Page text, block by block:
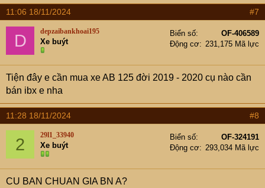
a
c
t
n
s
:
11:06 18/11/2024 #7
D depzaibankhoai195
Xe buýt
Biển số
OF-406589
Động cơ
231,175 Mã lực
Tiện đây e cần mua xe AB 125 đời 2019 - 2020 cụ nào cần
bán ibx e nha
11:28 18/11/2024 #8
2 29l1_33940
Xe buýt
Biển số
OF-324191
Động cơ
293,034 Mã lực
CU BAN CHUAN GIA BN A?